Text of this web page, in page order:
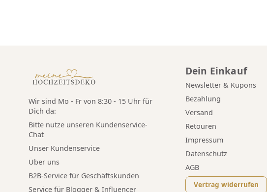
Wir sind Mo - Fr von 8:30 - 15 Uhr für
Dich da:
Bitte nutze unseren Kundenservice-
Chat
Unser Kundenservice
Über uns
B2B-Service für Geschäftskunden
Service für Blogger & Influencer
Dein Einkauf
Newsletter & Kupons
Bezahlung
Versand
Retouren
Impressum
Datenschutz
AGB
Vertrag widerrufen